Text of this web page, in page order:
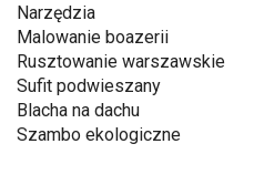
Narzędzia
Malowanie boazerii
Rusztowanie warszawskie
Sufit podwieszany
Blacha na dachu
Szambo ekologiczne